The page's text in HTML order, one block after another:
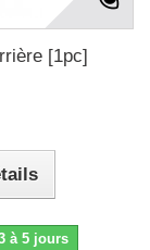
[1pc]
à 5 jours